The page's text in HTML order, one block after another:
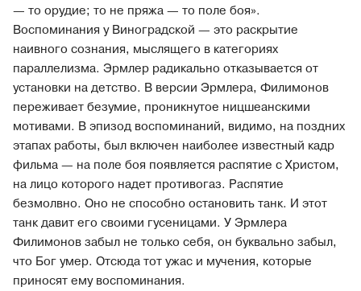
— то орудие; то не пряжа — то поле боя».
Воспоминания у Виноградской — это раскрытие
наивного сознания, мыслящего в категориях
параллелизма. Эрмлер радикально отказывается от
установки на детство. В версии Эрмлера, Филимонов
переживает безумие, проникнутое ницшеанскими
мотивами. В эпизод воспоминаний, видимо, на поздних
этапах работы, был включен наиболее известный кадр
фильма — на поле боя появляется распятие с Христом,
на лицо которого надет противогаз. Распятие
безмолвно. Оно не способно остановить танк. И этот
танк давит его своими гусеницами. У Эрмлера
Филимонов забыл не только себя, он буквально забыл,
что Бог умер. Отсюда тот ужас и мучения, которые
приносят ему воспоминания.